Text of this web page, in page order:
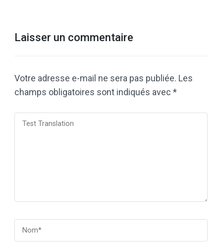
Laisser un commentaire
Votre adresse e-mail ne sera pas publiée. Les
champs obligatoires sont indiqués avec *